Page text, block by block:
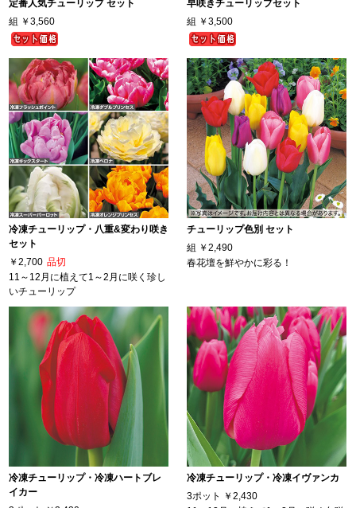
定番人気チューリップ セット
組 ￥3,560
早咲きチューリップセット
組 ￥3,500
冷凍チューリップ・八重&変わり咲き
セット
￥2,700 品切
11～12月に植えて1～2月に咲く珍し
いチューリップ
チューリップ色別 セット
組 ￥2,490
春花壇を鮮やかに彩る！
冷凍チューリップ・冷凍ハートブレ
イカー
冷凍チューリップ・冷凍イヴァンカ
3ポット
￥2,430